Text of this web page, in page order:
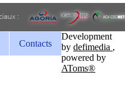
Contacts
Development
by defimedia ,
powered by
AToms®